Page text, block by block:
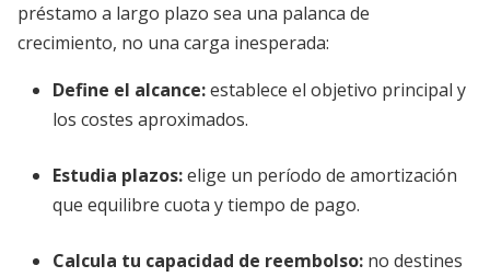
préstamo a largo plazo sea una palanca de
crecimiento, no una carga inesperada:
Define el alcance:establece el objetivo principal y
los costes aproximados.
Estudia plazos:elige un período de amortización
que equilibre cuota y tiempo de pago.
Calcula tu capacidad de reembolso: no destines